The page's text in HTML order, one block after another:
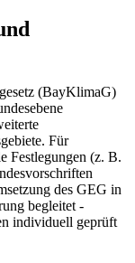
(BayKlimaG)
Für
Festlegungen (z. B.
des GEG in
begleitet -
individuell geprüft